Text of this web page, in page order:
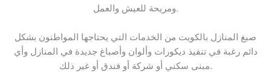
ومريحة للعيش والعمل.
صبغ المنازل بالكويت من الخدمات التي يحتاجها المواطنون بشكل
دائم رغبة في تنفيذ ديكورات وألوان وأصباغ جديدة في المنازل وأي
مبنى سكني أو شركة أو فندق أو غير ذلك.